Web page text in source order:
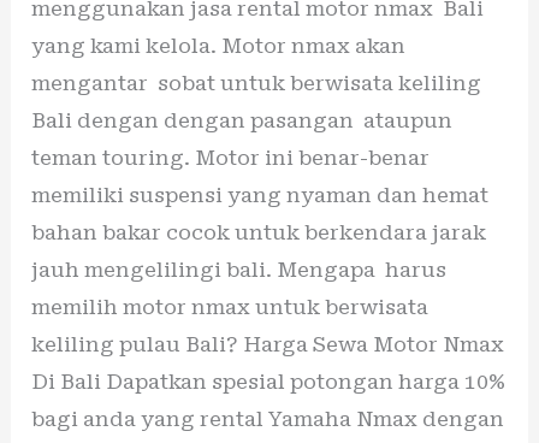
menggunakan jasa rental motor nmax Bali
yang kami kelola. Motor nmax akan
mengantar sobat untuk berwisata keliling
Bali dengan dengan pasangan ataupun
teman touring. Motor ini benar-benar
memiliki suspensi yang nyaman dan hemat
bahan bakar cocok untuk berkendara jarak
jauh mengelilingi bali. Mengapa harus
memilih motor nmax untuk berwisata
keliling pulau Bali? Harga Sewa Motor Nmax
Di Bali Dapatkan spesial potongan harga 10%
bagi anda yang rental Yamaha Nmax dengan